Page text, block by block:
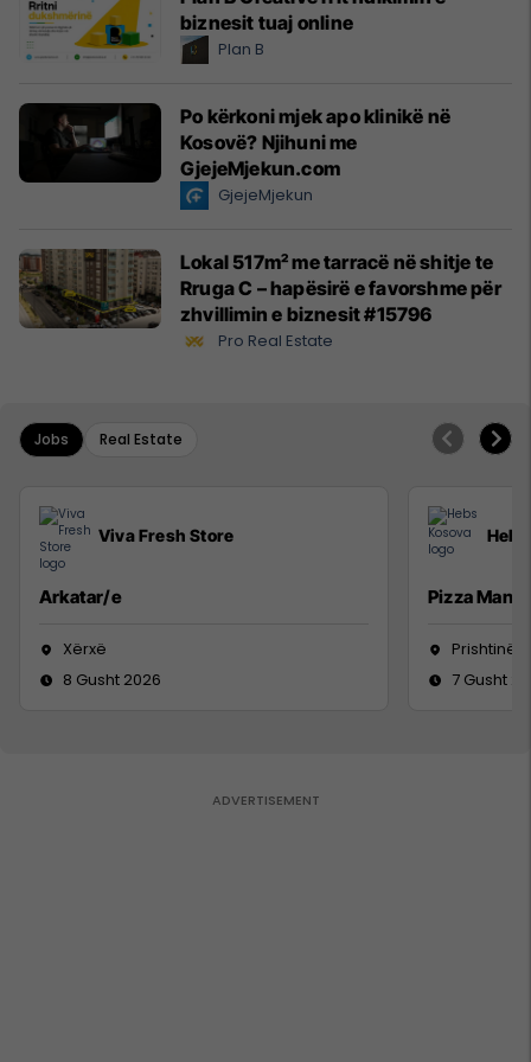
biznesit tuaj online
Plan B
Po kërkoni mjek apo klinikë në
Kosovë? Njihuni me
GjejeMjekun.com
GjejeMjekun
Lokal 517m² me tarracë në shitje te
Rruga C – hapësirë e favorshme për
zhvillimin e biznesit #15796
Pro Real Estate
Jobs Real Estate
Viva Fresh Store
Arkatar/e
Xërxë
8 Gusht 2026
Pizza Man
Prishtinë
7 Gusht